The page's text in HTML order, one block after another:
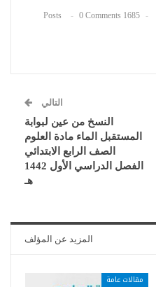
1685 Posts
0 Comments
التالي
النسخ من عين لبوابة
المستقبل الماء مادة العلوم
الصف الرابع الابتدائي
الفصل الدراسي الأول 1442
هـ
المزيد عن المؤلف
مقالات عامة